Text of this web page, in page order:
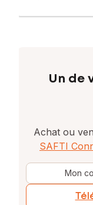
Un de
Achat ou
SAFTI
Mon